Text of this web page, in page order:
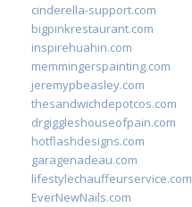
cinderella-support.com
bigpinkrestaurant.com
inspirehuahin.com
memmingerspainting.com
jeremypbeasley.com
thesandwichdepotcos.com
drgiggleshouseofpain.com
hotflashdesigns.com
garagenadeau.com
lifestylechauffeurservice.com
EverNewNails.com